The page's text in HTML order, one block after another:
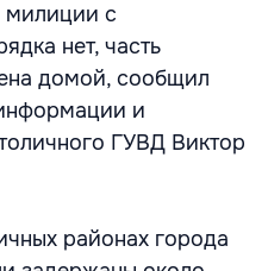
милиции с
нет, часть
домой, сообщил
и
ГУВД Виктор
районах города